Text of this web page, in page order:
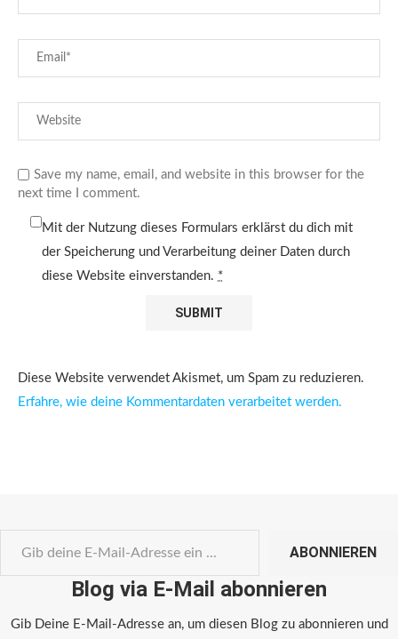
Save my name, email, and website in this browser for the
next time I comment.
Mit der Nutzung dieses Formulars erklärst du dich mit
der Speicherung und Verarbeitung deiner Daten durch
diese Website einverstanden. *
Diese Website verwendet Akismet, um Spam zu reduzieren.
Erfahre, wie deine Kommentardaten verarbeitet werden.
ABONNIEREN
Blog via E-Mail abonnieren
Gib Deine E-Mail-Adresse an, um diesen Blog zu abonnieren und